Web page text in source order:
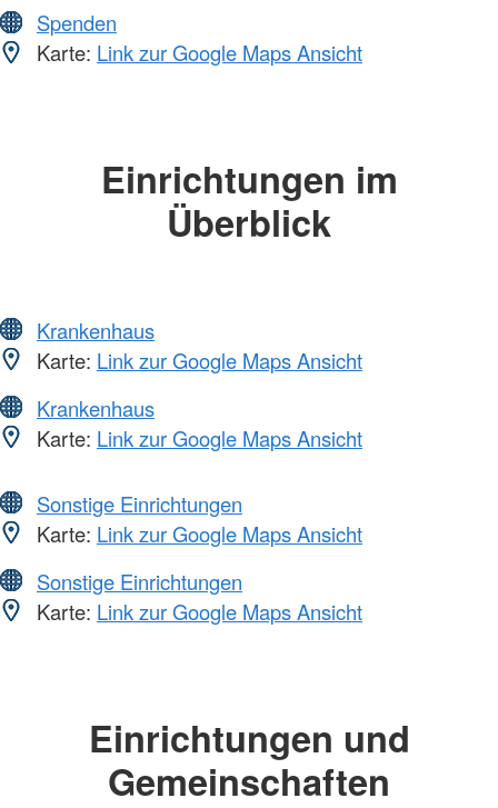
Spenden
Karte: Link zur Google Maps Ansicht
Einrichtungen im
Überblick
Krankenhaus
Karte: Link zur Google Maps Ansicht
Krankenhaus
Karte: Link zur Google Maps Ansicht
Sonstige Einrichtungen
Karte: Link zur Google Maps Ansicht
Sonstige Einrichtungen
Karte: Link zur Google Maps Ansicht
Einrichtungen und
Gemeinschaften